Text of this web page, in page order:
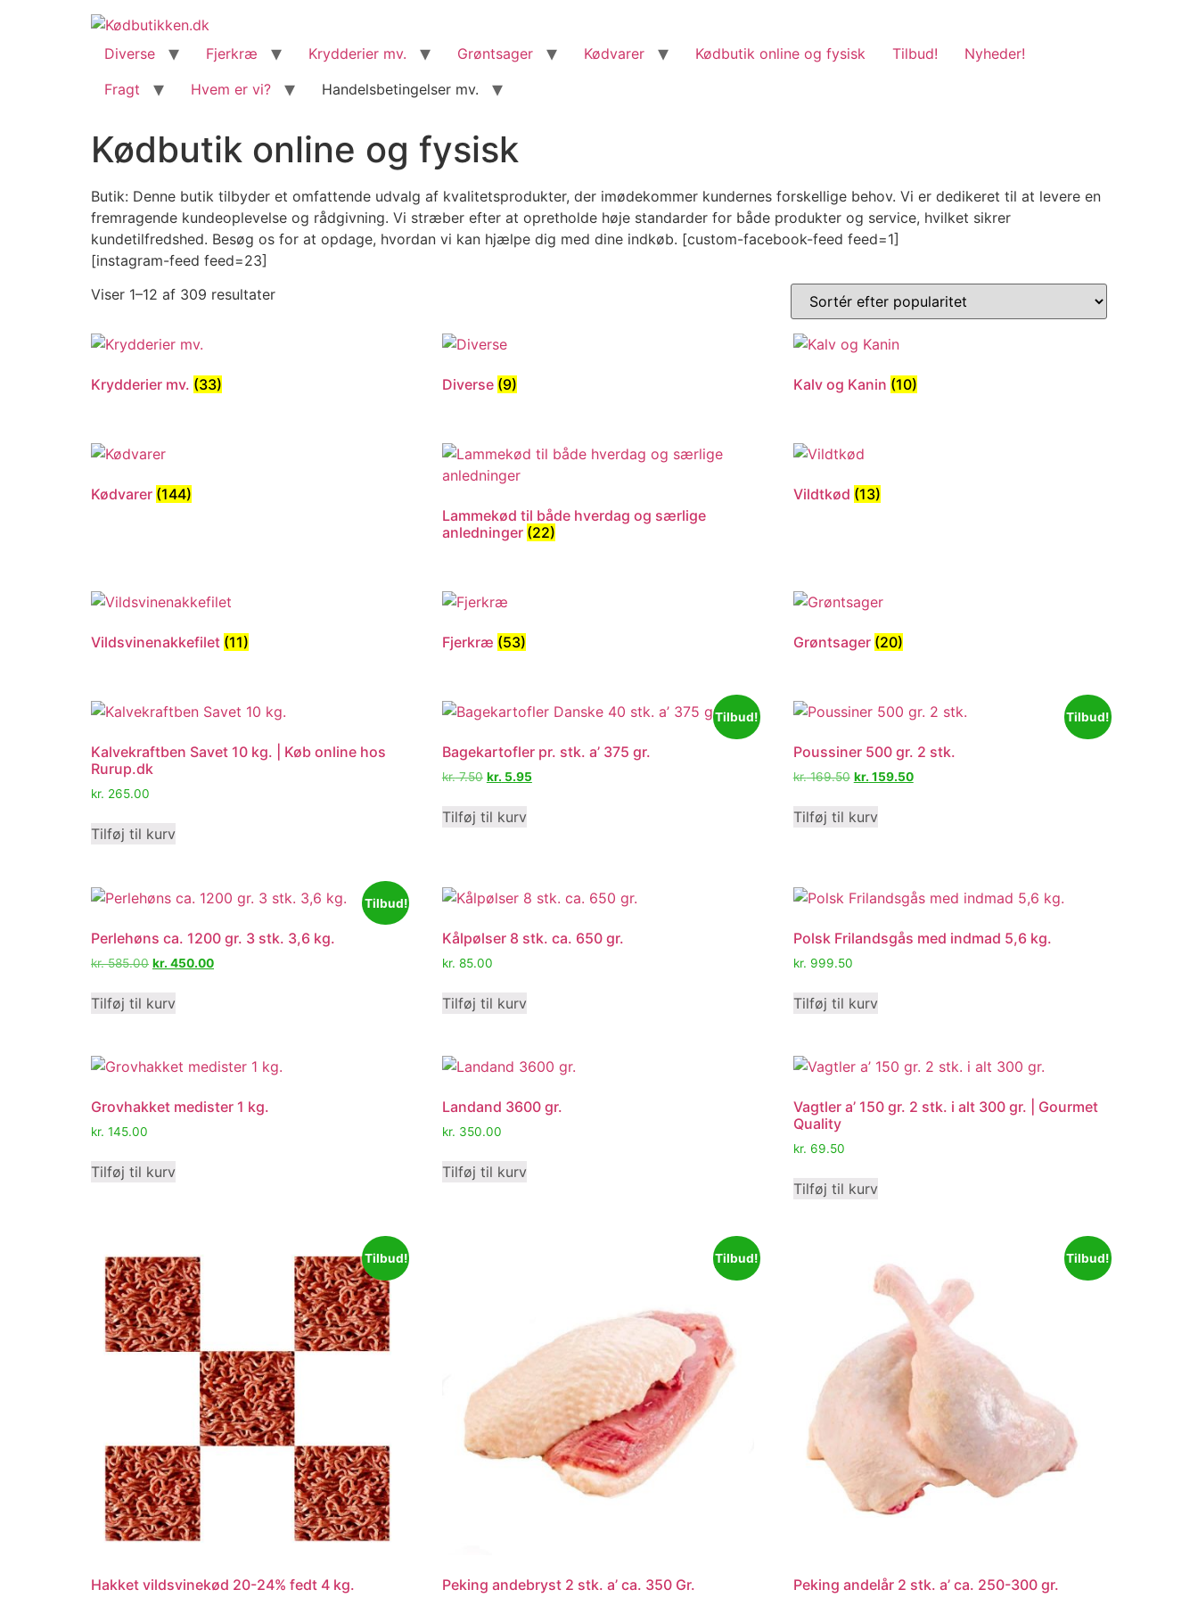
Diverse Fjerkræ Krydderier mv. Grøntsager Kødvarer Kødbutik online og fysisk Tilbud!
Nyheder!
Fragt
Hvem er vi? Handelsbetingelser mv.
Kødbutik online og fysisk
Butik: Denne butik tilbyder et omfattende udvalg af kvalitetsprodukter, der imødekommer kundernes forskellige behov. Vi er dedikeret til at levere en
fremragende kundeoplevelse og rådgivning. Vi stræber efter at opretholde høje standarder for både produkter og service, hvilket sikrer
kundetilfredshed. Besøg os for at opdage, hvordan vi kan hjælpe dig med dine indkøb. [custom-facebook-feed feed=1]
[instagram-feed feed=23]
Viser 1–12 af 309 resultater
Krydderier mv. (33) Diverse (9) Kalv og Kanin (10)
Kødvarer (144)
Lammekød til både hverdag og særlige
anledninger (22)
Vildtkød (13)
Vildsvinenakkefilet (11) Fjerkræ (53) Grøntsager (20)
Kalvekraftben Savet 10 kg. | Køb online hos
Rurup.dk
kr. 265.00
Tilføj til kurv
Tilbud!
Bagekartofler pr. stk. a’ 375 gr.
kr.7.50 kr. 5.95
Tilføj til kurv
Tilbud!
Poussiner 500 gr. 2 stk.
kr.169.50 kr. 159.50
Tilføj til kurv
Tilbud!
Perlehøns ca. 1200 gr. 3 stk. 3,6 kg.
kr.585.00 kr. 450.00
Tilføj til kurv
Kålpølser 8 stk. ca. 650 gr.
kr. 85.00
Tilføj til kurv
Polsk Frilandsgås med indmad 5,6 kg.
kr. 999.50
Tilføj til kurv
Grovhakket medister 1 kg.
kr. 145.00
Tilføj til kurv
Landand 3600 gr.
kr. 350.00
Tilføj til kurv
Vagtler a’ 150 gr. 2 stk. i alt 300 gr. | Gourmet
Quality
kr. 69.50
Tilføj til kurv
Tilbud!
Hakket vildsvinekød 20-24% fedt 4 kg.
Tilbud!
Peking andebryst 2 stk. a’ ca. 350 Gr.
Tilbud!
Peking andelår 2 stk. a’ ca. 250-300 gr.